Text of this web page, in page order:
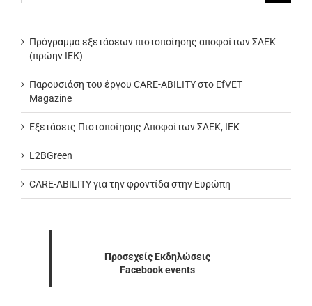
Πρόγραμμα εξετάσεων πιστοποίησης αποφοίτων ΣΑΕΚ
(πρώην ΙΕΚ)
Παρουσιάση του έργου CARE-ABILITY στο EfVET
Magazine
Εξετάσεις Πιστοποίησης Αποφοίτων ΣΑΕΚ, ΙΕΚ
L2BGreen
CARE-ABILITY για την φροντίδα στην Ευρώπη
Προσεχείς Εκδηλώσεις
Facebook events